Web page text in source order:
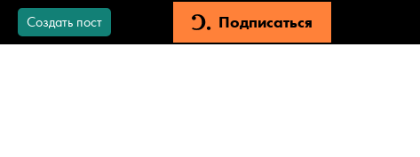
Создать пост Подписаться